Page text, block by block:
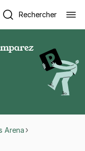
Rechercher
Arena